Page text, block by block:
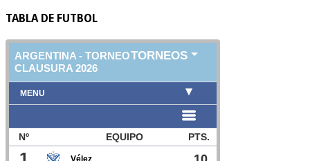
TABLA DE FUTBOL